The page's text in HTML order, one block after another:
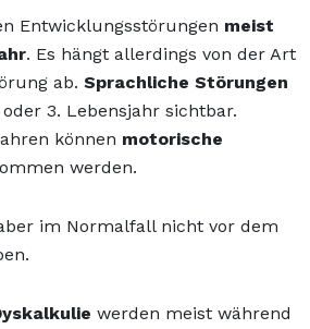
Entwicklungsstörungen meist
. Es hängt allerdings von der Art
ab. Sprachliche Störungen
3. Lebensjahr sichtbar.
können motorische
werden.
im Normalfall nicht vor dem
werden meist während